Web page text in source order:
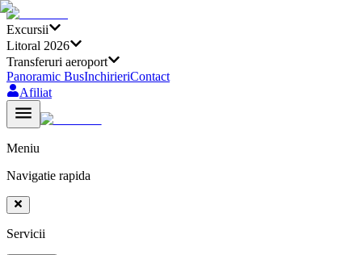
Excursii
Litoral 2026
Transferuri aeroport
Panoramic BusInchirieriContact
Afiliat
Meniu
Navigatie rapida
Servicii